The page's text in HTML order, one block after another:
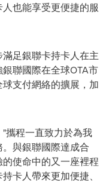
也能享受更便捷的服
足銀聯卡持卡人在主
聯國際在全球OTA市
支付網絡的擴展，加
攜程一直致力於為我
與銀聯國際達成合
使命中的又一座裡程
卡人帶來更加便捷、